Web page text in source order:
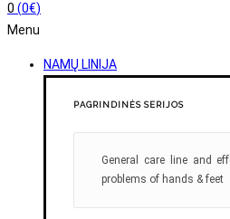
0 (0€)
Menu
NAMŲ LINIJA
PAGRINDINĖS SERIJOS
General care line and
problems of hands & feet